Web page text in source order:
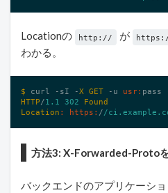
Locationの http:// が
わかる。
$ curl -sI -X GET -u usr: pass
HTTP/1.1 302
Found
Location : https: //
方法3: X-Forwarded-Proto
バックエンドのアプリケーシ